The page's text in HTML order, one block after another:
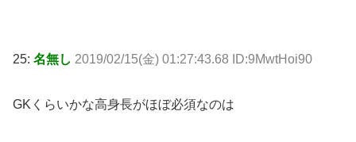
25: 名無し 2019/02/15(金) 01:27:43.68 ID:9MwtHoi90
GKくらいかな高身長がほぼ必須なのは